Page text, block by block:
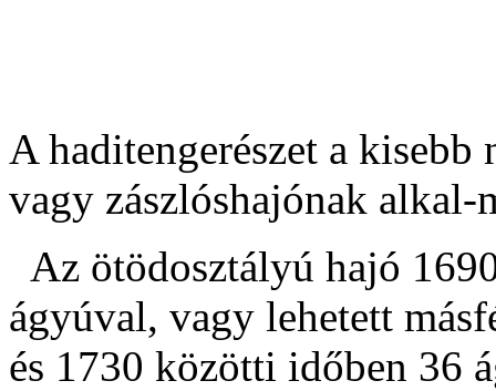
A haditengerészet a
vagy zászlóshajónak
Az ötödosztályú hajó
ágyúval, vagy lehetett
és 1730 közötti időben 36